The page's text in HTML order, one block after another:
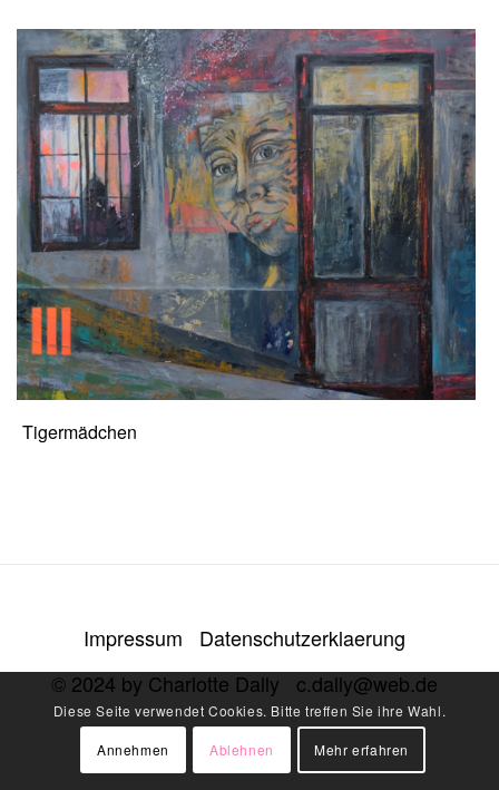
Tigermädchen
Impressum
Datenschutzerklaerung
© 2024 by Charlotte Dally
c.dally@web.de
Diese Seite verwendet Cookies. Bitte treffen Sie ihre Wahl.
Annehmen Ablehnen Mehr erfahren